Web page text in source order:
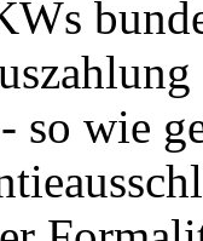
so wie